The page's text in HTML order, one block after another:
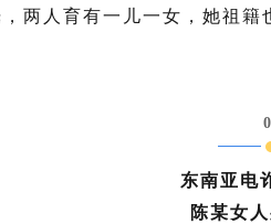
两人育有一儿一女，她祖
东南亚电
陈某女